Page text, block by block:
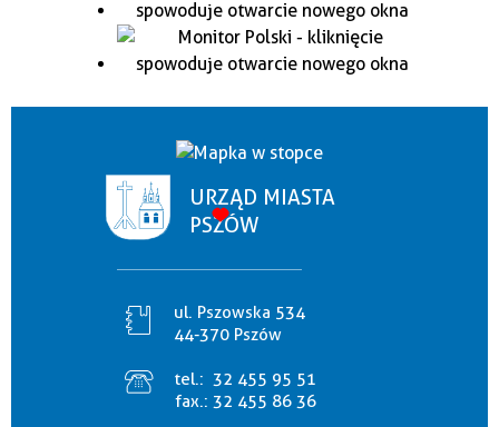
URZĄD MIASTA
PSZÓW
ul. Pszowska 534
44-370 Pszów
tel.: 32 455 95 51
fax.: 32 455 86 36